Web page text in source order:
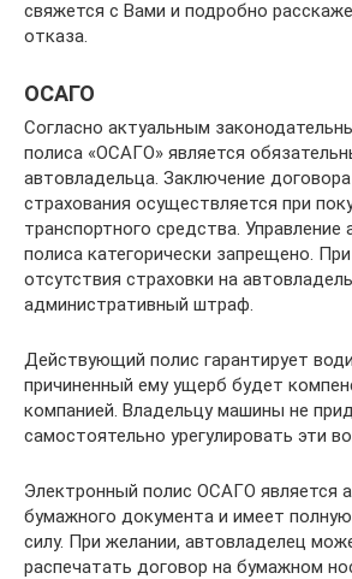
свяжется с Вами и подробно
отказа.
ОСАГО
Согласно актуальным
полиса «ОСАГО» является
автовладельца. Заключение
страхования осуществляется при
транспортного средства.
полиса категорически запрещено.
отсутствия страховки на
административный штраф.
Действующий полис гарантирует
причиненный ему ущерб будет
компанией. Владельцу машины не
самостоятельно урегулировать эти
Электронный полис ОСАГО является
бумажного документа и имеет
силу. При желании, автовладелец
распечатать договор на бумажном